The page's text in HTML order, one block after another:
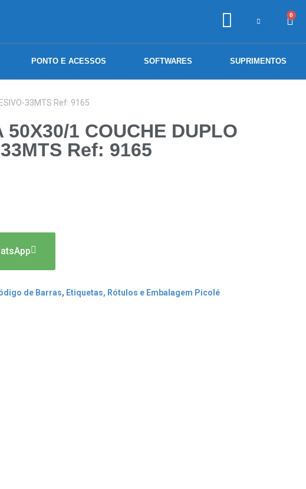
0
PONTO E ACESSOS SOFTWARES SUPRIMENTOS
33MTS Ref: 9165
50X30/1 COUCHE DUPLO
Ref: 9165
de Barras, Etiquetas, Rótulos e Embalagem Picolé